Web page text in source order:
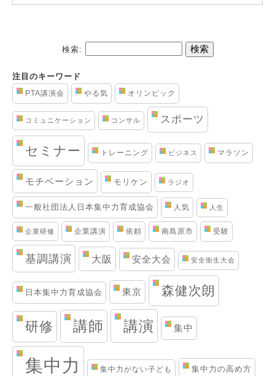
検索:
注目のキーワード
PTA講演会 やる気 オリンピック
コミュニケーション コンサル スポーツ
セミナー トレーニング ビジネス マラソン
モチベーション モリケン ラジオ
一般社団法人日本集中力育成協会 人気 人生
企業研修 企業講演 依頼 南島原市 受験
基調講演 大阪 安全大会 安全衛生大会
日本集中力育成協会 東京 森健次朗
研修 講師 講演 集中
集中力 集中力がない子ども 集中力の高め方